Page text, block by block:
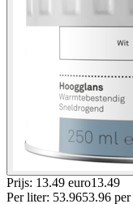
Prijs: 13.49 euro13.49
Per liter: 53.9653.96 per